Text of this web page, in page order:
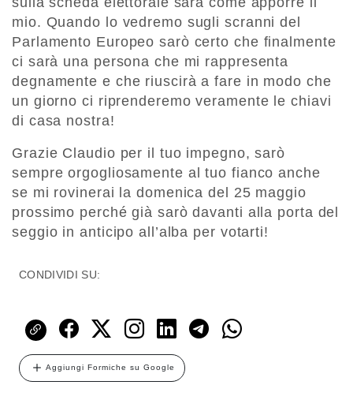
mio. Quando lo vedremo sugli scranni del
Parlamento Europeo sarò certo che finalmente
ci sarà una persona che mi rappresenta
degnamente e che riuscirà a fare in modo che
un giorno ci riprenderemo veramente le chiavi
di casa nostra!
Grazie Claudio per il tuo impegno, sarò
sempre orgogliosamente al tuo fianco anche
se mi rovinerai la domenica del 25 maggio
prossimo perché già sarò davanti alla porta del
seggio in anticipo all’alba per votarti!
CONDIVIDI SU:
Aggiungi Formiche su Google